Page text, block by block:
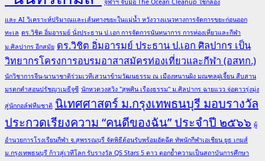
จุฬาฯ จับมือ The Ocean Cleanup ใช้กล้อง
และ AI วิเคราะห์ปริมาณและเส้นทางขยะในแม่น้ำ หวังวางแนวทางการจัดการขยะก่อนออก
ทะเล ดร.วิชิต อิ่มอารมย์ นั่งประธาน ป.เอก การจัดการนันทนาการ การท่องเที่ยวและกีฬา
ม.ศิลปากร อีกสมัย ดร.วิชิต อิ่มอารมย์ ประธาน ป.เอก ศิลปากร เป็น
วิทยากรโครงการอบรมอาสาสมัครท่องเที่ยวและกีฬา (อสทก.)
นักวิชาการจีน-นานาชาติร่วมเวทีเสวนาข้ามวัฒนธรรม ณ เมืองหนานผิง มณฑลฝูเจี้ยน สืบสาน
มรดกคำสอนปรัชญาเมธีจูซี นักหวดวงสวิง "สุพศิน เรืองธรรม" ม.ศิลปากร ฉายแวว จ่อดาวรุ่งมุ่ง
สู่นักกอล์ฟทีมชาติ นิเทศศาสตร์ ม.กรุงเทพธนบุรี มอบรางวัล
ประกวดเรียงความ “คนดีของฉัน” ประจำปี ๒๕๖๖ ผู้
อำนวยการโรงเรียนกีฬา จ.สุพรรณบุรี จัดพิธีต้อนรับพร้อมอัดฉีด ทัพนักกีฬาเอเชียน ยูธ เกมส์
ม.กรุงเทพธนบุรี ก้าวสู่เวทีโลก รับรางวัล QS Stars 5 ดาว ตอกย้ำความเป็นสถาบันการศึกษา